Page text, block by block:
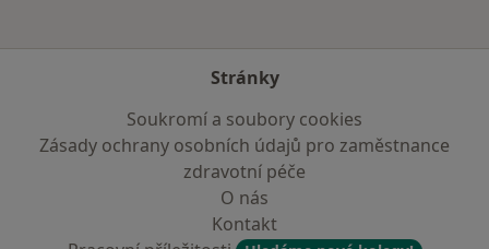
Stránky
Soukromí a soubory cookies
Zásady ochrany osobních údajů pro zaměstnance
zdravotní péče
O nás
Kontakt